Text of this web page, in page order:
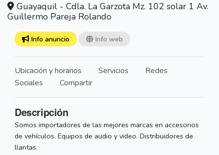
Guayaquil - Cdla. La Garzota Mz. 102 solar 1 Av.
Guillermo Pareja Rolando
Info anuncio Info web
Ubicación y horarios Servicios
Redes
Sociales
Compartir
Descripción
Somos importadores de las mejores marcas en accesorios
de vehículos. Equipos de audio y video. Distribuidores de
llantas.